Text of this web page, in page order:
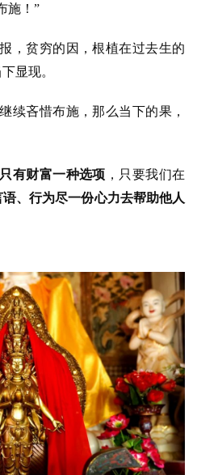
施！”
，贫穷的因，根植在过去生的
显现。
续吝惜布施，那么当下的果，
有财富一种选项 ，只要我们在
语、行为尽一份心力去帮助他人